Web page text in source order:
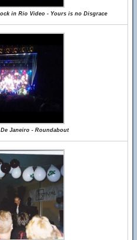
in Rio Video - Yours is no Disgrace
Janeiro - Roundabout